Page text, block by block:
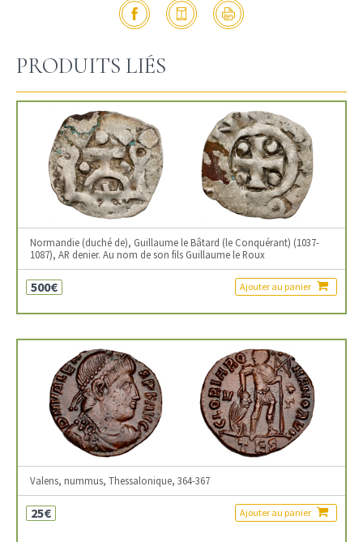
PRODUITS LIÉS
Normandie (duché de), Guillaume le Bâtard (le Conquérant) (1037-
1087), AR denier. Au nom de son fils Guillaume le Roux
500€ Ajouter au panier
Valens, nummus, Thessalonique, 364-367
25€ Ajouter au panier